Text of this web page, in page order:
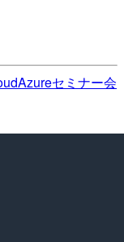
Azureセミナー会